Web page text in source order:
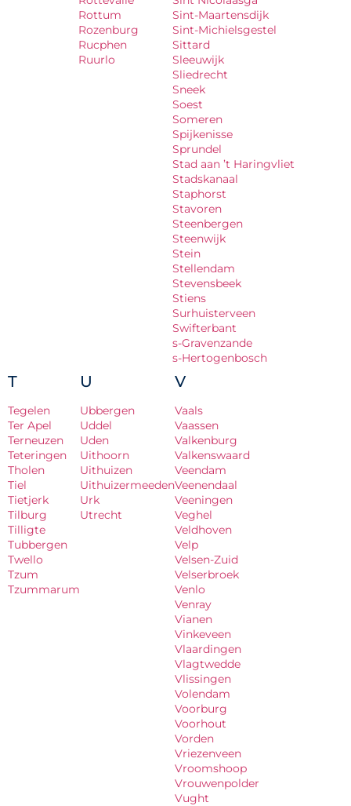
Rottum
Rozenburg
Rucphen
Ruurlo
Sint-Maartensdijk
Sint-Michielsgestel
Sittard
Sleeuwijk
Sliedrecht
Sneek
Soest
Someren
Spijkenisse
Sprundel
Stad aan ’t Haringvliet
Stadskanaal
Staphorst
Stavoren
Steenbergen
Steenwijk
Stein
Stellendam
Stevensbeek
Stiens
Surhuisterveen
Swifterbant
s-Gravenzande
s-Hertogenbosch
T
Tegelen
Ter Apel
Terneuzen
Teteringen
Tholen
Tiel
Tietjerk
Tilburg
Tilligte
Tubbergen
Twello
Tzum
Tzummarum
U
Ubbergen
Uddel
Uden
Uithoorn
Uithuizen
Uithuizermeeden
Urk
Utrecht
V
Vaals
Vaassen
Valkenburg
Valkenswaard
Veendam
Veenendaal
Veeningen
Veghel
Veldhoven
Velp
Velsen-Zuid
Velserbroek
Venlo
Venray
Vianen
Vinkeveen
Vlaardingen
Vlagtwedde
Vlissingen
Volendam
Voorburg
Voorhout
Vorden
Vriezenveen
Vroomshoop
Vrouwenpolder
Vught